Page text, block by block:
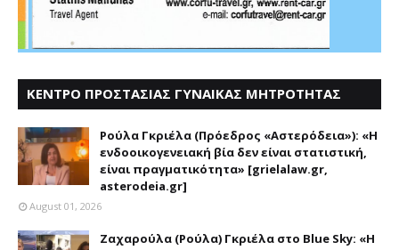
ΚΕΝΤΡΟ ΠΡΟΣΤΑΣΙΑΣ ΓΥΝΑΙΚΑΣ ΜΗΤΡΟΤΗΤΑΣ
Ρούλα Γκριέλα (Πρόεδρος «Αστερόδεια»): «Η
ενδοοικογενειακή βία δεν είναι στατιστική,
είναι πραγματικότητα» [grielalaw.gr,
asterodeia.gr]
August 01, 2026
Ζαχαρούλα (Ρούλα) Γκριέλα στο Blue Sky: «Η